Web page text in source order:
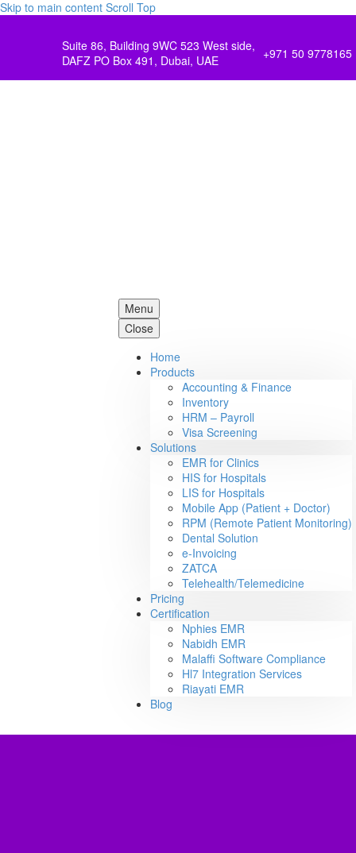
Skip to main content Scroll Top
Suite 86, Building 9WC 523 West side,
DAFZ PO Box 491, Dubai, UAE
+971 50 9778165
Menu
Close
Home
Products
Accounting & Finance
Inventory
HRM – Payroll
Visa Screening
Solutions
EMR for Clinics
HIS for Hospitals
LIS for Hospitals
Mobile App (Patient + Doctor)
RPM (Remote Patient Monitoring)
Dental Solution
e-Invoicing
ZATCA
Telehealth/Telemedicine
Pricing
Certification
Nphies EMR
Nabidh EMR
Malaffi Software Compliance
Hl7 Integration Services
Riayati EMR
Blog